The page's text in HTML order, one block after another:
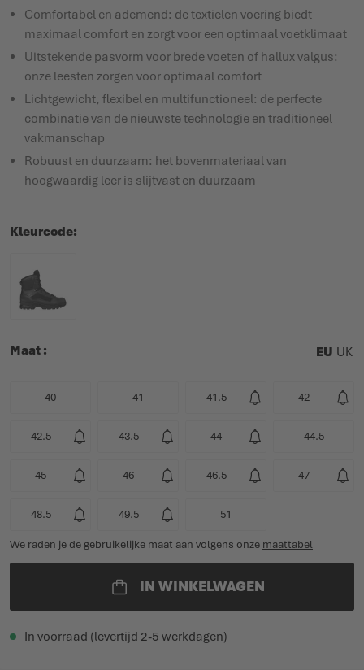
Comfortabel en ademend: de textielen voering biedt
maximaal comfort en zorgt voor een optimaal voetklimaat
Uitstekende pasvorm voor brede voeten of hallux valgus:
onze leesten zorgen voor optimaal comfort
Lichtgewicht, flexibel en multifunctioneel: de perfecte
combinatie van de nieuwste technologie en traditioneel
vakmanschap
Robuust en duurzaam: het bovenmateriaal van
hoogwaardig leer is slijtvast en duurzaam
Kleurcode
Maat EU UK
40 41 41.5 42
42.5 43.5 44 44.5
45 46 46.5 47
48.5 49.5 51
We raden je de gebruikelijke maat aan volgens onze maattabel
IN WINKELWAGEN
In voorraad (levertijd 2-5 werkdagen)